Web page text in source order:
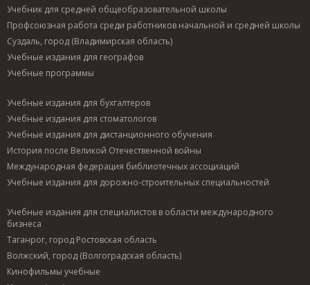
Учебник для средней общеобразовательной школы
Профсоюзная работа среди работников начальной и средней школы
Суздаль, город (Владимирская область)
Учебные издания для географов
Учебные программы
Учебные издания для бухгалтеров
Учебные издания для стоматологов
Учебные издания для дистанционного обучения
История после Великой Отечественной войны
Международная федерация библиотечных ассоциаций
Учебные издания для дорожно-строительных специальностей
Учебные издания для специалистов в области международного
бизнеса
Таганрог, город Ростовская область
Волжский, город (Волгоградская область)
Кинофильмы учебные